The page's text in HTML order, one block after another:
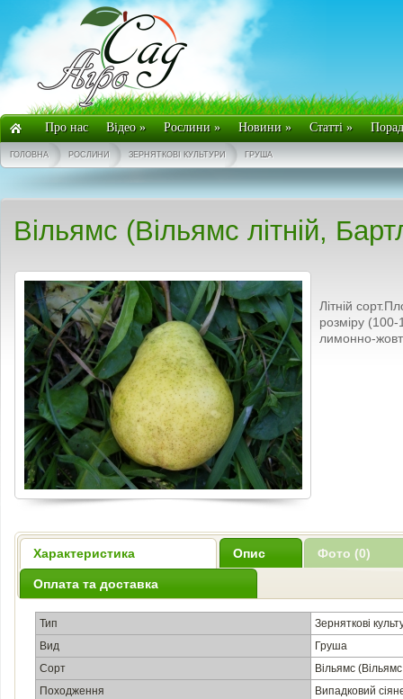
Про нас Відео» Рослини» Новини» Статті»
ГРУША
ЗЕРНЯТКОВІ КУЛЬТУРИ
РОСЛИНИ
ГОЛОВНА
Вільямс (Вільямс літній,
Літній
розміру (100-
лимонно-
Характеристика Опис Фото (0)
Оплата та доставка
Тип
Зерняткові
Вид
Груша
Сорт
Вільямс
Походження
Випадковий